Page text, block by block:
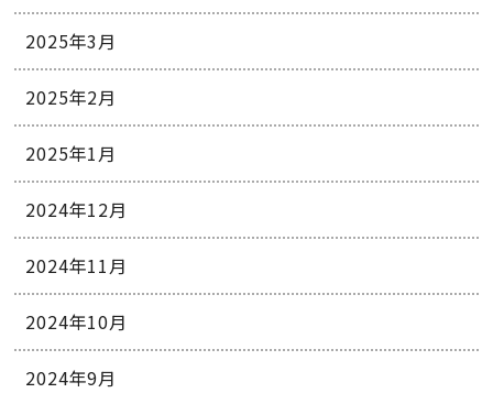
2025年3月
2025年2月
2025年1月
2024年12月
2024年11月
2024年10月
2024年9月